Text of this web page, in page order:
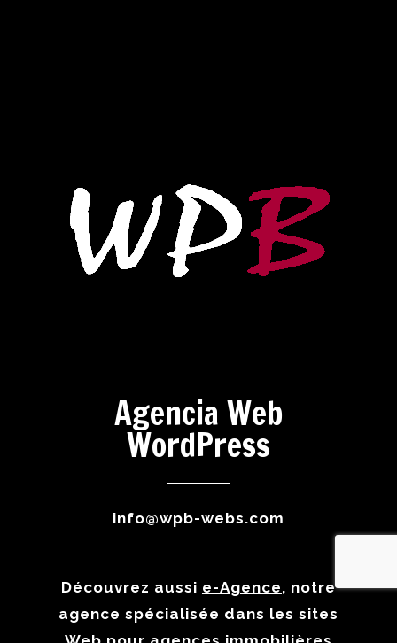
Agencia Web
WordPress
info@wpb-webs.com
Découvrez aussi e-Agence, notre
agence spécialisée dans les sites